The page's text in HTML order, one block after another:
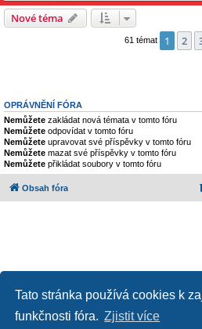
Tato stránka používá cookies k
funkčnosti fóra. Zjistit více
Nové téma
61 témat 1 2
OPRÁVNĚNÍ FÓRA
Nemůžete zakládat nová témata v tomto fóru
Nemůžete odpovídat v tomto fóru
Nemůžete upravovat své příspěvky v tomto fóru
Nemůžete mazat své příspěvky v tomto fóru
Nemůžete přikládat soubory v tomto fóru
Obsah fóra
Založeno naphpBB® Forum